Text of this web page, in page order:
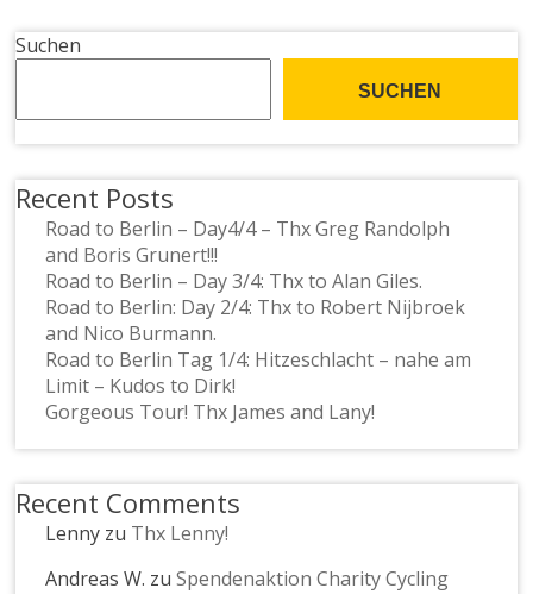
Suchen
SUCHEN
Recent Posts
Road to Berlin – Day4/4 – Thx Greg Randolph
and Boris Grunert!!!
Road to Berlin – Day 3/4: Thx to Alan Giles.
Road to Berlin: Day 2/4: Thx to Robert Nijbroek
and Nico Burmann.
Road to Berlin Tag 1/4: Hitzeschlacht – nahe am
Limit – Kudos to Dirk!
Gorgeous Tour! Thx James and Lany!
Recent Comments
Lenny zu Thx Lenny!
Andreas W. zuSpendenaktion Charity Cycling